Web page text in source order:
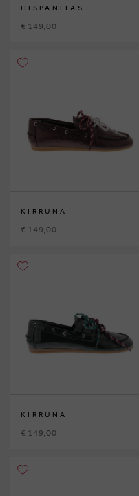
HISPANITAS
€ 149,00
KIRRUNA
€ 149,00
KIRRUNA
€ 149,00